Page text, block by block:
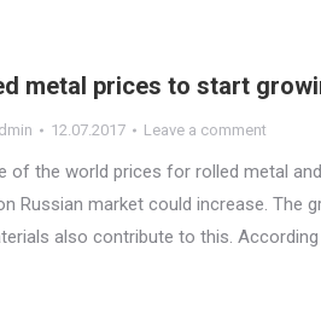
metal prices to start
12.07.2017 Leave a comment
of the world prices for rolled metal
Russian market could increase. The
also contribute to this.